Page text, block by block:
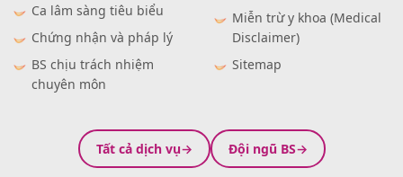
Ca lâm sàng tiêu biểu
Chứng nhận và pháp lý
BS chịu trách nhiệm
chuyên môn
Miễn trừ y khoa (Medical
Disclaimer)
Sitemap
Tất cả dịch vụ Đội ngũ BS